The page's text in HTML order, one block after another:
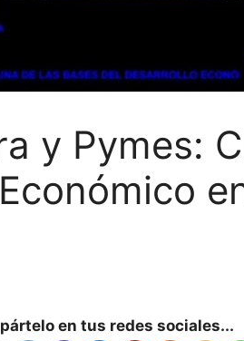
y Pymes:
en tus redes sociales...